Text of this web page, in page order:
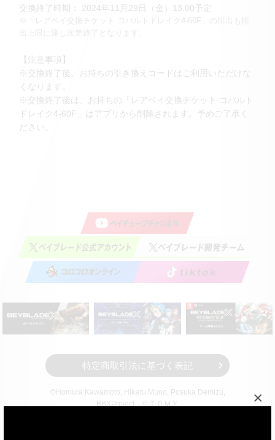
×
交換終了時期： 2024年11月29日（金）13:00予定
※「レアベイ交換チケット コバルトドレイク4-60F」の排出も排
出上限に達し次第終了となります。
【注意事項】
※交換終了後、お持ちの引き換えコードはご利用いただけな
くなります。
※交換終了後は、お持ちの「レアベイ交換チケット コバルト
ドレイク4-60F」はアプリから削除されます。予めご了承く
ださい。
特定商取引法に基づく表記
©Homura Kawamoto, Hikaru Muno, Posuka Demizu,
BBXProject © ＴＯＭＹ